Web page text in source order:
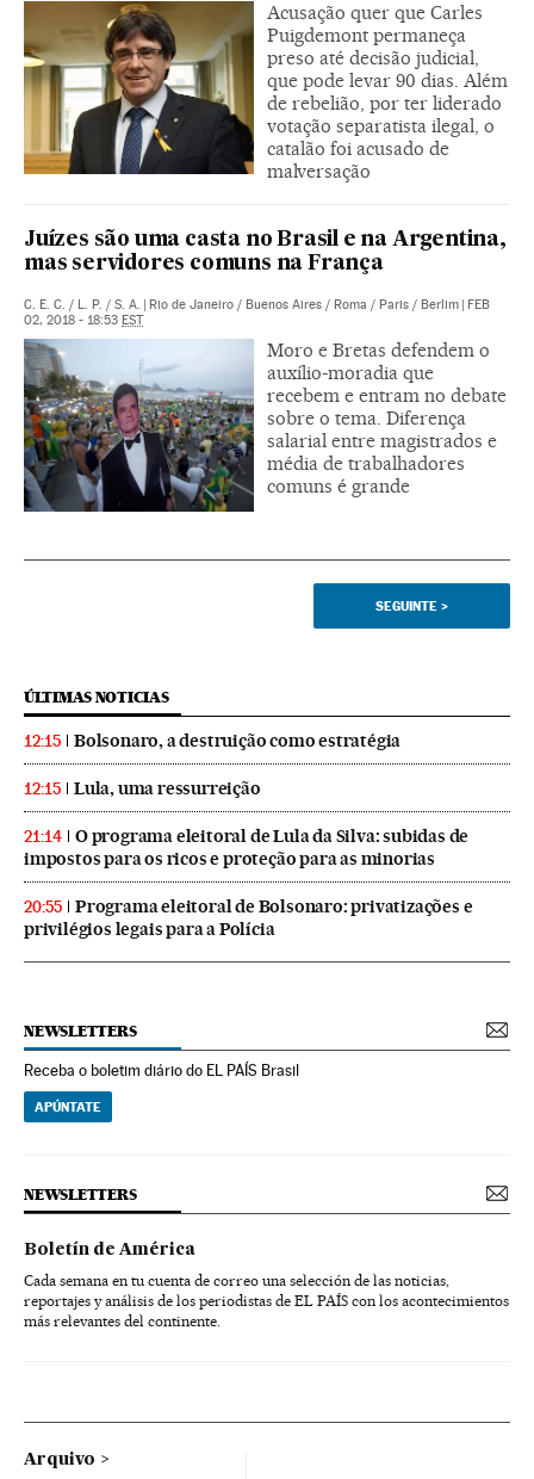
Acusação quer que Carles
Puigdemont permaneça
preso até decisão judicial,
que pode levar 90 dias. Além
de rebelião, por ter liderado
votação separatista ilegal, o
catalão foi acusado de
malversação
Juízes são uma casta no Brasil e na Argentina,
mas servidores comuns na França
C. E. C. / L. P. / S. A. Rio de Janeiro / Buenos Aires / Roma / Paris / Berlim
FEB
02, 2018 - 18:53 EST
Moro e Bretas defendem o
auxílio-moradia que
recebem e entram no debate
sobre o tema. Diferença
salarial entre magistrados e
média de trabalhadores
comuns é grande
SEGUINTE >
ÚLTIMAS NOTICIAS
12:15 Bolsonaro, a destruição como estratégia
12:15 Lula, uma ressurreição
21:14
O programa eleitoral de Lula da Silva: subidas de
impostos para os ricos e proteção para as minorias
20:55
Programa eleitoral de Bolsonaro: privatizações e
privilégios legais para a Polícia
NEWSLETTERS
Receba o boletim diário do EL PAÍS Brasil
APÚNTATE
NEWSLETTERS
Boletín de América
Cada semana en tu cuenta de correo una selección de las noticias,
reportajes y análisis de los periodistas de EL PAÍS con los acontecimientos
más relevantes del continente.
Arquivo